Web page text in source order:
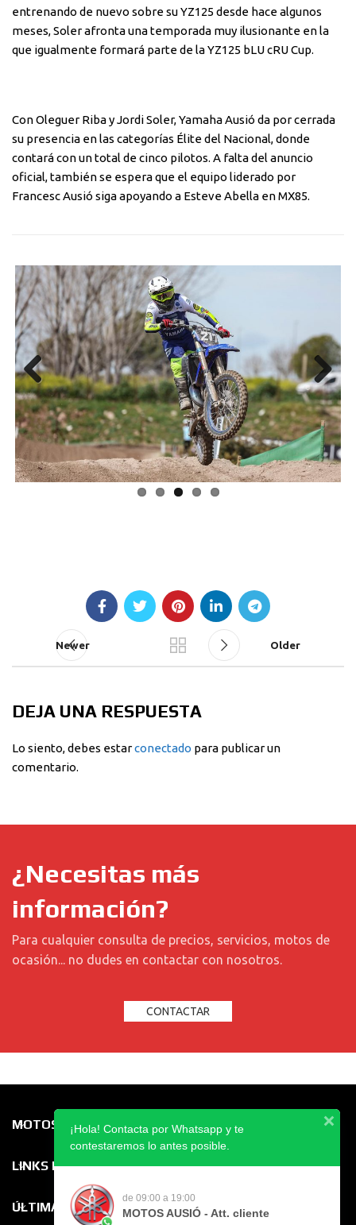
entrenando de nuevo sobre su YZ125 desde hace algunos
meses, Soler afronta una temporada muy ilusionante en la
que igualmente formará parte de la YZ125 bLU cRU Cup.
Con Oleguer Riba y Jordi Soler, Yamaha Ausió da por cerrada
su presencia en las categorías Élite del Nacional, donde
contará con un total de cinco pilotos. A falta del anuncio
oficial, también se espera que el equipo liderado por
Francesc Ausió siga apoyando a Esteve Abella en MX85.
Previous Next
Newer Older
DEJA UNA RESPUESTA
Lo siento, debes estarconectado para publicar un
comentario.
¿Necesitas más
información?
Para cualquier consulta de precios, servicios, motos de
ocasión... no dudes en contactar con nosotros.
CONTACTAR
MOTOS AUSIÓ
LINKS DIRECTOS
ÚLTIMAS ENTRADAS
¡Hola! Contacta por Whatsapp y te
contestaremos lo antes posible.
de 09:00 a 19:00
MOTOS AUSIÓ - Att. cliente